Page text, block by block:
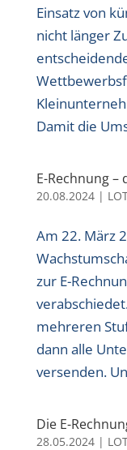
Einsatz von
nicht länger
Damit die
E-Rechnung –
20.08.2024|
Am 22. März
zur E-
mehreren
dann alle
versenden.
Die E-
28.05.2024|